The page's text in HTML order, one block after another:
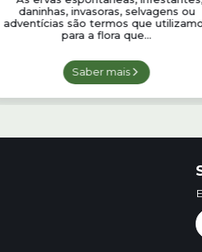
daninhas, invasoras, selvagens ou
adventícias são termos que
para a flora que...
Saber mais